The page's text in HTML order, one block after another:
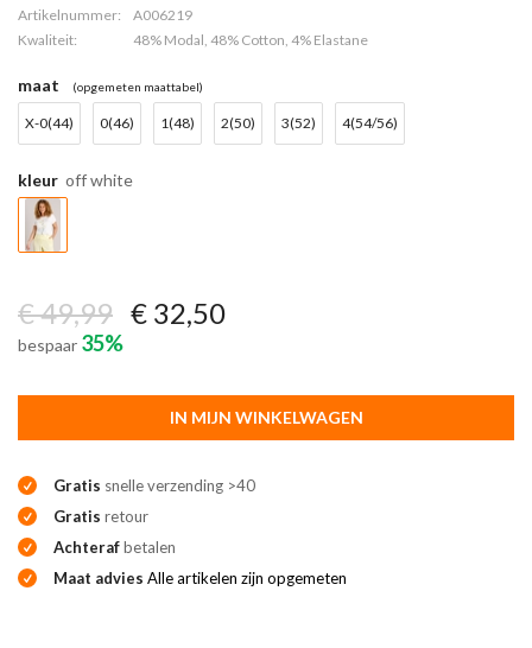
Artikelnummer:
A006219
Kwaliteit:
48% Modal, 48% Cotton, 4% Elastane
maat (opgemeten maattabel)
X-0(44) 0(46) 1(48) 2(50) 3(52) 4(54/56)
kleur off white
€ 49,99 € 32,50
bespaar 35%
IN MIJN WINKELWAGEN
Gratis snelle verzending >40
Gratis retour
Achterafbetalen
Maat advies Alle artikelen zijn opgemeten